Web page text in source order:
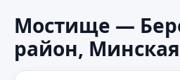
Мостище —
район,